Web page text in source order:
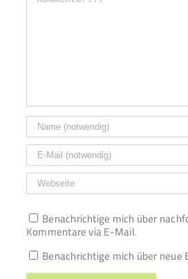
Benachrichtige mich über
Kommentare via E-Mail.
Benachrichtige mich über neue